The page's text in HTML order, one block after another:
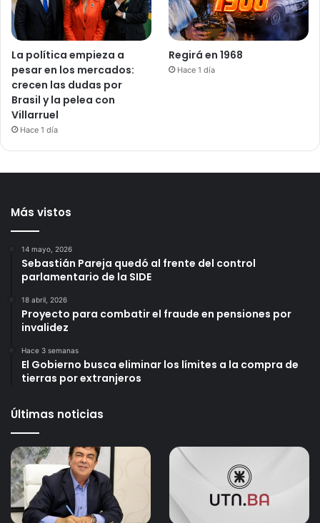
La política empieza a
pesar en los mercados:
crecen las dudas por
Brasil y la pelea con
Villarruel
Hace 1 día
Regirá en 1968
Hace 1 día
Más vistos
14 mayo, 2026
Sebastián Pareja quedó al frente del control
parlamentario de la SIDE
18 abril, 2026
Proyecto para combatir el fraude en pensiones por
invalidez
Hace 3 semanas
El Gobierno busca eliminar los límites a la compra de
tierras por extranjeros
Últimas noticias